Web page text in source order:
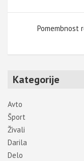
Pomembnost
Kategorije
Avto
Šport
Živali
Darila
Delo